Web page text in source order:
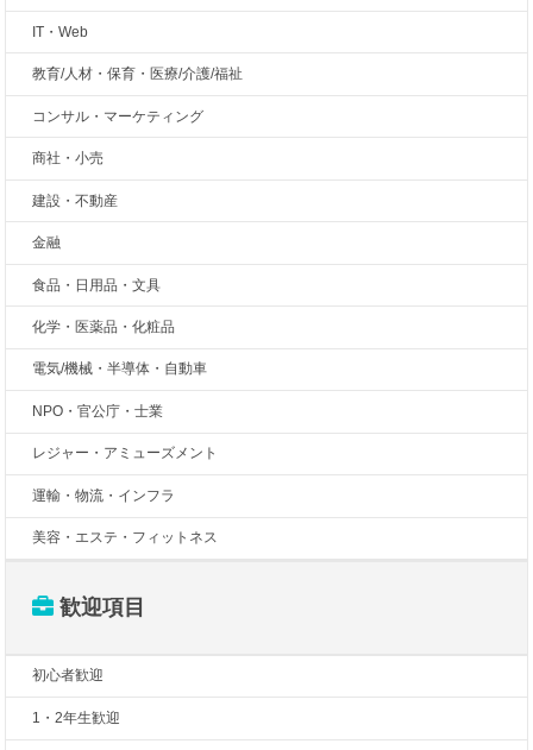
IT・Web
教育/人材・保育・医療/介護/福祉
コンサル・マーケティング
商社・小売
建設・不動産
金融
食品・日用品・文具
化学・医薬品・化粧品
電気/機械・半導体・自動車
NPO・官公庁・士業
レジャー・アミューズメント
運輸・物流・インフラ
美容・エステ・フィットネス
歓迎項目
初心者歓迎
1・2年生歓迎